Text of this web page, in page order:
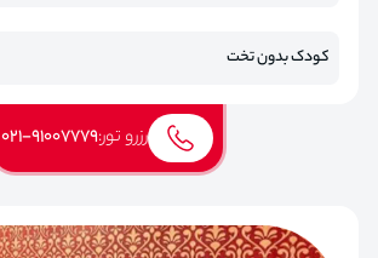
کودک بدون تخت
رزرو تور:021-91007779